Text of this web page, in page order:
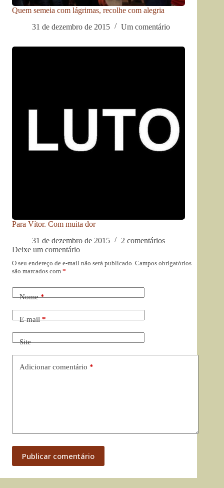
Quem semeia com lágrimas, recolhe com alegria
31 de dezembro de 2015
Um comentário
Para Vítor. Com muita dor
31 de dezembro de 2015
2 comentários
Deixe um comentário
O seu endereço de e-mail não será publicado. Campos obrigatórios
são marcados com *
Nome*
E-mail*
Site
Adicionar comentário *
Publicar comentário